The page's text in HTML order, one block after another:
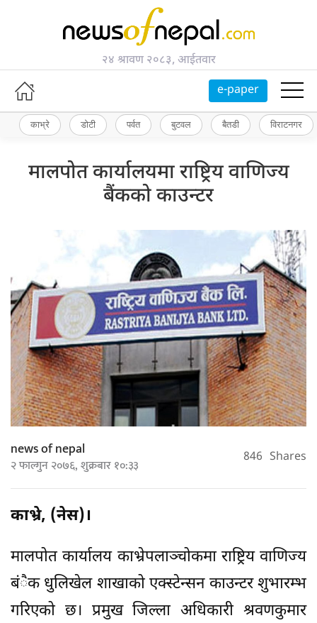
२४ श्रावण २०८३, आईतवार
e-paper
काभ्रे डोटी पर्वत बुटवल बैतडी विराटनगर
मालपोत कार्यालयमा राष्ट्रिय वाणिज्य
बैंकको काउन्टर
news of nepal
२ फाल्गुन २०७६, शुक्रबार १०:३३ 846 Shares
काभ्रे, (नेस)।
मालपोत कार्यालय काभ्रेपलाञ्चोकमा राष्ट्रिय वाणिज्य
बंैक धुलिखेल शाखाको एक्स्टेन्सन काउन्टर शुभारम्भ
गरिएको छ। प्रमुख जिल्ला अधिकारी श्रवणकुमार